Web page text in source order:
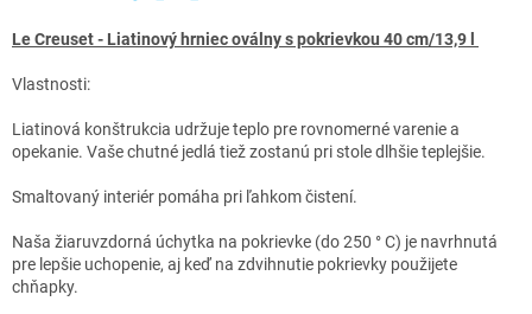
Le Creuset - Liatinový hrniec oválny s pokrievkou 40 cm/13,9 l ​
Vlastnosti:
Liatinová konštrukcia udržuje teplo pre rovnomerné varenie a
opekanie. Vaše chutné jedlá tiež zostanú pri stole dlhšie teplejšie.
Smaltovaný interiér pomáha pri ľahkom čistení.
Naša žiaruvzdorná úchytka na pokrievke (do 250 ° C) je navrhnutá
pre lepšie uchopenie, aj keď na zdvihnutie pokrievky použijete
chňapky.